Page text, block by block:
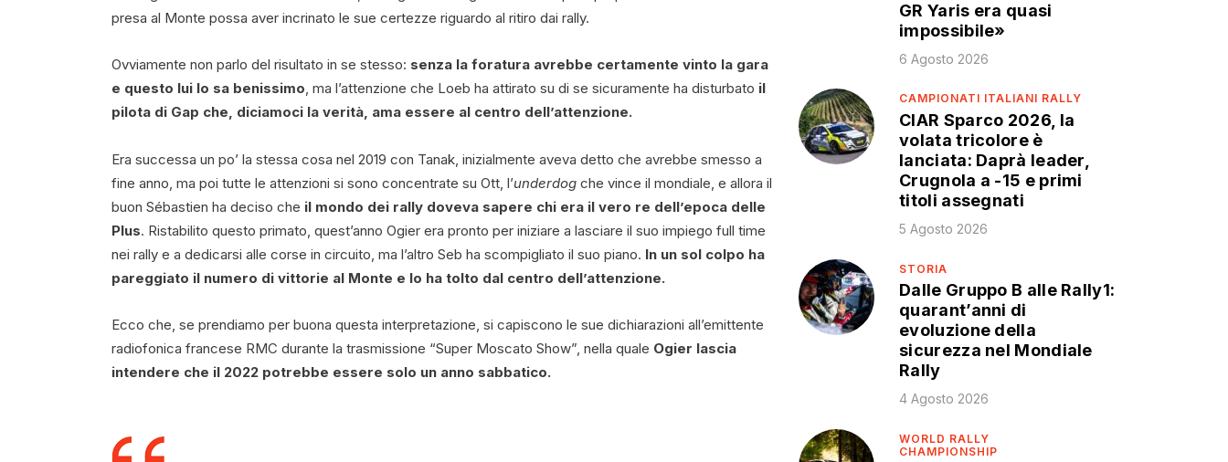
presa al Monte possa aver incrinato le sue certezze riguardo al ritiro dai rally.
Ovviamente non parlo del risultato in se stesso: senza la foratura avrebbe certamente vinto la gara
e questo lui lo sa benissimo, ma l’attenzione che Loeb ha attirato su di se sicuramente ha disturbato il
pilota di Gap che, diciamoci la verità, ama essere al centro dell’attenzione.
Era successa un po’ la stessa cosa nel 2019 con Tanak, inizialmente aveva detto che avrebbe smesso a
fine anno, ma poi tutte le attenzioni si sono concentrate su Ott, l’underdog che vince il mondiale, e allora il
buon Sébastien ha deciso che il mondo dei rally doveva sapere chi era il vero re dell’epoca delle
Plus. Ristabilito questo primato, quest’anno Ogier era pronto per iniziare a lasciare il suo impiego full time
nei rally e a dedicarsi alle corse in circuito, ma l’altro Seb ha scompigliato il suo piano. In un sol colpo ha
pareggiato il numero di vittorie al Monte e lo ha tolto dal centro dell’attenzione.
Ecco che, se prendiamo per buona questa interpretazione, si capiscono le sue dichiarazioni all’emittente
radiofonica francese RMC durante la trasmissione “Super Moscato Show”, nella quale Ogier lascia
intendere che il 2022 potrebbe essere solo un anno sabbatico.
GR Yaris era quasi
impossibile»
6 Agosto 2026
CAMPIONATI ITALIANI RALLY
CIAR Sparco 2026, la
volata tricolore è
lanciata: Daprà leader,
Crugnola a -15 e primi
titoli assegnati
5 Agosto 2026
STORIA
Dalle Gruppo B alle Rally1:
quarant’anni di
evoluzione della
sicurezza nel Mondiale
Rally
4 Agosto 2026
WORLD RALLY
CHAMPIONSHIP